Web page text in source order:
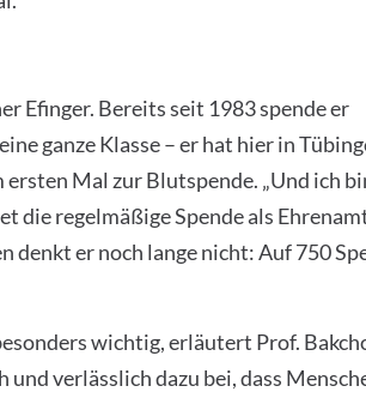
Efinger. Bereits seit 1983 spende er
ganze Klasse – er hat hier in
Mal zur Blutspende. „Und ich
die regelmäßige Spende als
denkt er noch lange nicht: Auf 750
wichtig, erläutert Prof.
verlässlich dazu bei, dass